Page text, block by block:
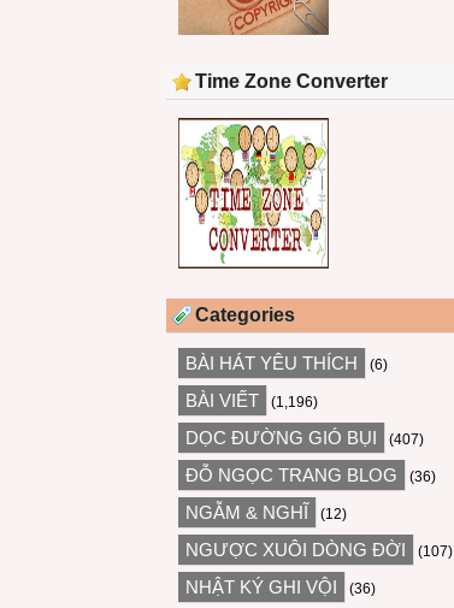
Time Zone Converter
Categories
BÀI HÁT YÊU THÍCH (6)
BÀI VIẾT (1,196)
DỌC ĐƯỜNG GIÓ BỤI (407)
ĐỖ NGỌC TRANG BLOG (36)
NGẪM & NGHĨ (12)
NGƯỢC XUÔI DÒNG ĐỜI (107)
NHẬT KÝ GHI VỘI (36)